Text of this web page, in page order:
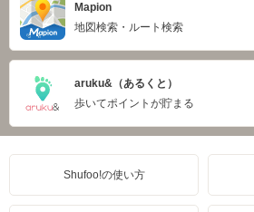
Mapion
地図検索・ルート検索
aruku&（あるくと）
歩いてポイントが貯まる
Shufoo!の使い方